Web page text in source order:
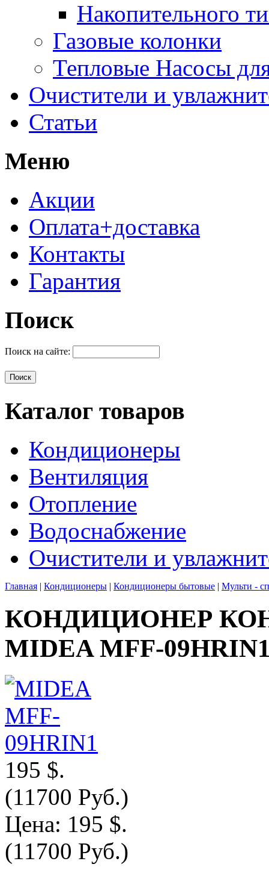
Накопительного
Газовые колонки
Тепловые Насосы
Очистители и
Статьи
Меню
Акции
Оплата+доставка
Контакты
Гарантия
Поиск
Поиск на сайте:
Каталог товаров
Кондиционеры
Вентиляция
Отопление
Водоснабжение
Очистители и
Главная | Кондиционеры | Кондиционеры бытовые | Мульти -
КОНДИЦИОНЕР
MIDEA MFF-
195 $.
(11700 Руб.)
Цена: 195 $.
(11700 Руб.)